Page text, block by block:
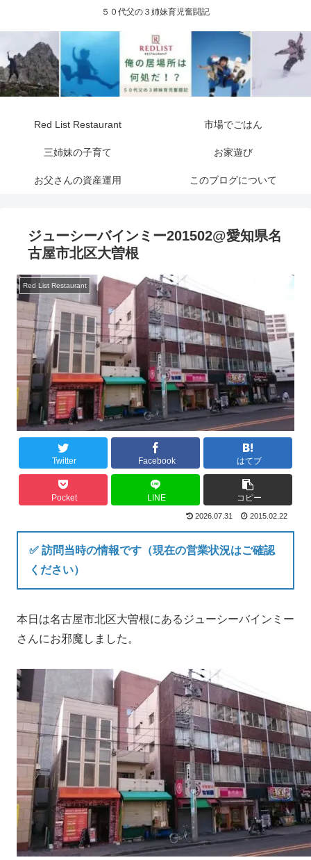
５０代父の３姉妹育児奮闘記
Red List Restaurant 市場でごはん
三姉妹の子育て お家遊び
お父さんの資産運用 このブログについて
ジューシーバインミー201502@愛知県名
古屋市北区大曽根
Red List Restaurant
Twitter Facebook はてブ
Pocket LINE コピー
2026.07.31 2015.02.22
✅ 訪問当時の情報です（現在の営業状況はご確認
ください）
本日は名古屋市北区大曽根にあるジューシーバインミー
さんにお邪魔しました。